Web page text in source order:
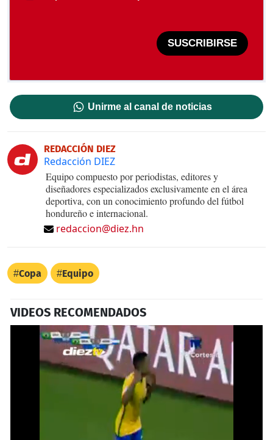
SUSCRIBIRSE
Unirme al canal de noticias
REDACCIÓN DIEZ
Redacción DIEZ
Equipo compuesto por periodistas, editores y
diseñadores especializados exclusivamente en el área
deportiva, con un conocimiento profundo del fútbol
hondureño e internacional.
redaccion@diez.hn
Copa Equipo
VIDEOS RECOMENDADOS